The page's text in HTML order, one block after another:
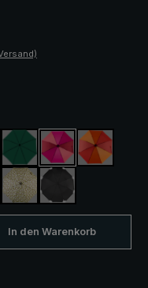
dunkelgrünpink / rot / weinrot
orange /
UV-Schutz 50+
camouflageschwarz, mit
In den Warenkorb